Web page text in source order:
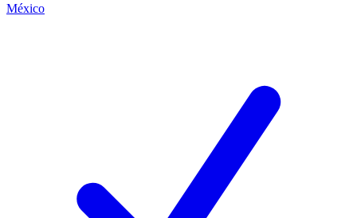
México